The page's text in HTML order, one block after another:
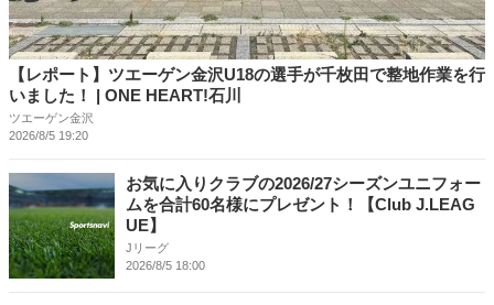
【レポート】ツエーゲン金沢U18の選手が千枚田で整地作業を行
いました！ | ONE HEART!石川
ツエーゲン金沢
2026/8/5 19:20
お気に入りクラブの2026/27シーズンユニフォー
ムを合計60名様にプレゼント！【Club J.LEAG
UE】
Jリーグ
2026/8/5 18:00